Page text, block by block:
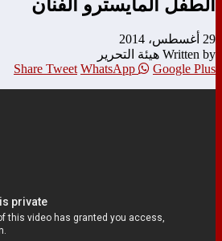
الطفل المايسترو الفنان
29 أغسطس، 2014
Written by هيئة التحرير
Share Tweet WhatsApp Google Plus